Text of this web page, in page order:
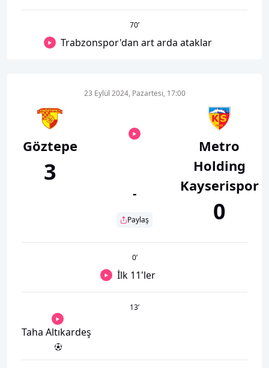
70’
Trabzonspor'dan art arda ataklar
Göztepe
3
23 Eylül 2024, Pazartesi, 17:00
-
Paylaş
Metro
Holding
Kayserispor
0
0’
İlk 11'ler
13’
Taha Altıkardeş